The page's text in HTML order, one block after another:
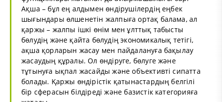
Ақша – бұл ең алдымен өндірушілердің еңбек
шығындары өлшенетін жалпыға ортақ балама, ал
қаржы – жалпы ішкі өнім мен ұлттық табысты
бөлудің және қайта бөлудің экономикалық тетігі,
ақша қорларын жасау мен пайдалануға бақылау
жасаудың құралы. Ол өндіруге, бөлуге және
тұтынуға ықпал жасайды және объективті сипатта
болады. Қаржы өндірістік қатынастардың белгілі
бір сферасын білдіреді және базистік категорияға